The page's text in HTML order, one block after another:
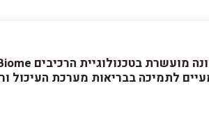
לתמיכה בבריאות מערכת העיכול